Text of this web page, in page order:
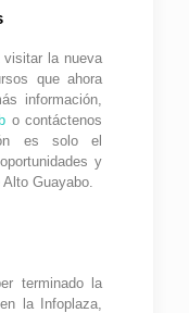
visitar la nueva
que ahora
información,
o contáctenos
es solo el
y
Guayabo.
terminado la
la Infoplaza,